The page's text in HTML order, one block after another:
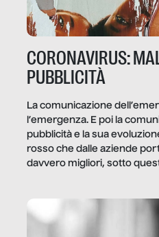
CORONAVIRUS:
PUBBLICITÀ
La comunicazione
l’emergenza. E poi la
pubblicità e la sua
rosso che dalle aziende
davvero migliori, sotto